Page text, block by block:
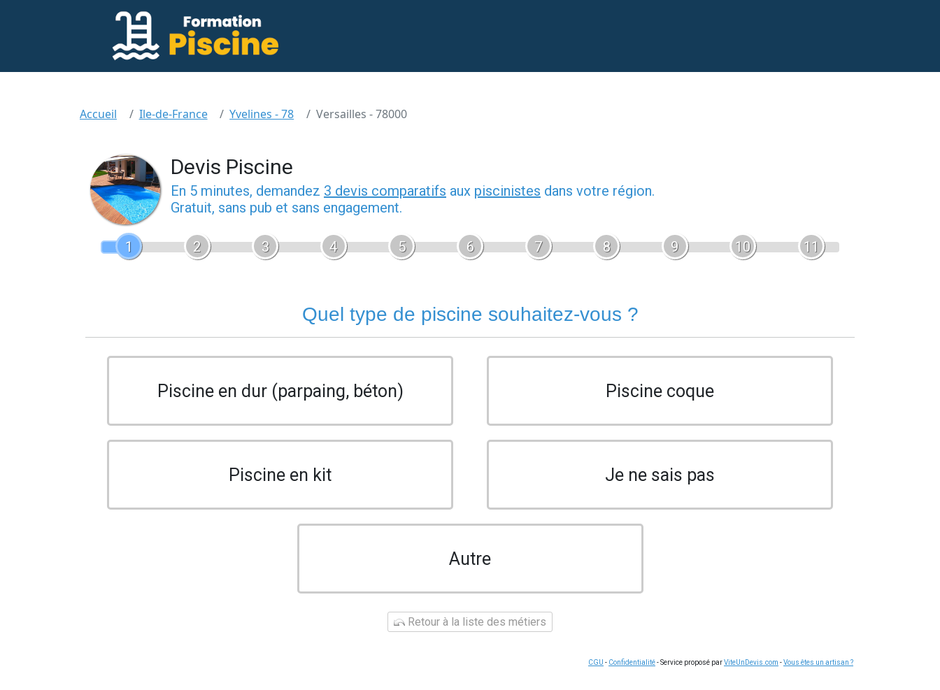
Accueil Ile-de-France Yvelines - 78 Versailles - 78000
Devis Piscine
En 5 minutes, demandez 3 devis comparatifs aux piscinistes dans votre région.
Gratuit, sans pub et sans engagement.
1 2 3 4 5 6 7 8 9 10 11
Quel type de piscine souhaitez-vous ?
Piscine en dur (parpaing, béton) Piscine coque
Piscine en kit Je ne sais pas
Autre
Retour à la liste des métiers
CGU - Confidentialité- Service proposé parViteUnDevis.com -Vous êtes un artisan ?